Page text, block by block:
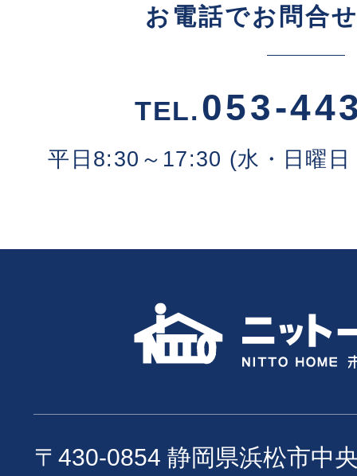
お電話でお問合
TEL.053-
平日8:30～17:30 (水・日曜
〒430-0854 静岡県浜松市中